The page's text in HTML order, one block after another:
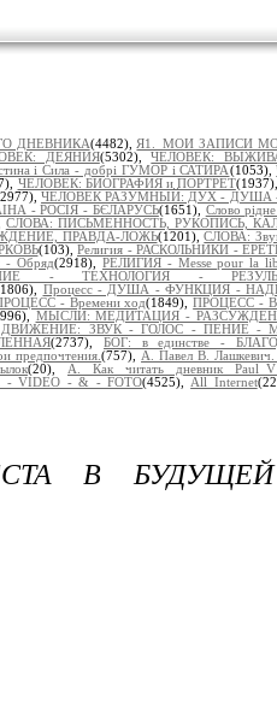
ДНЕВНИКА(4482), Я1._МОИ ЗАПИСИ
ДЕЯНИЯ(5302),ЧЕЛОВЕК:
і Сила - добрі ГУМОР і САТИРА(1053),
ЧЕЛОВЕК: БИОГРАФИЯ и ПОРТРЕТ(1937),
ЧЕЛОВЕК РАЗУМНЫЙ: ДУХ - ДУША
- РОСІЯ - БЄЛАРУСЬ(1651), Слово
СЛОВА: ПИСЬМЕННОСТЬ, РУКОПИСЬ,
ПРАВДА-ЛОЖЬ(1201),СЛОВА:
(103), Религия - РАСКОЛЬНИКИ -
- Обряд(2918), РЕЛИГИЯ - Messe pour la
- ТЕХНОЛОГИЯ -
Процесс - ДУША - ФУНКЦИЯ -
- Времени ход(1849),ПРОЦЕСС -
МЫСЛИ: МЕДИТАЦИЯ -
ДВИЖЕНИЕ: ЗВУК - ГОЛОС - ПЕНИЕ
(2737),БОГ: в единстве -
предпочтения.(757), А. Павел В.
(20), А. Как читать дневник
- VIDEO - & - FOTO(4525), All Internet
В БУДУЩЕЙ